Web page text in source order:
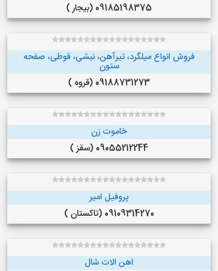
09185198375 (بیجار )
فروش انواع میلگرد، تیرآهن، نبشی، قوطی، صفحه
ستون
09188731273 (قروه )
خاموت زن
09055212244 (سقز )
پروفیل امیر
09109314270 (تاکستان )
اهن الات شال